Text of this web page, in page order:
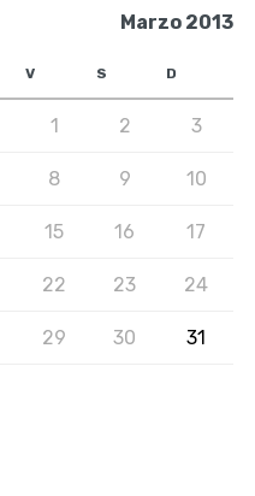
Marzo 2013
V S D
1 2 3
8 9 10
15 16 17
22 23 24
29 30 31